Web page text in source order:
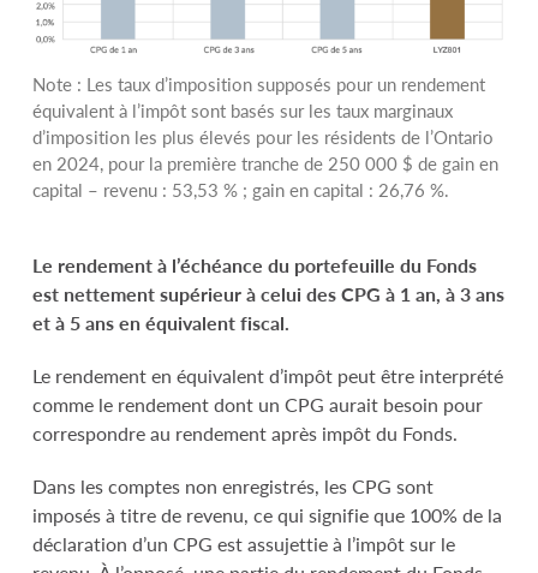
Note : Les taux d’imposition supposés pour un rendement
équivalent à l’impôt sont basés sur les taux marginaux
d’imposition les plus élevés pour les résidents de l’Ontario
en 2024, pour la première tranche de 250 000 $ de gain en
capital – revenu : 53,53 % ; gain en capital : 26,76 %.
Le rendement à l’échéance du portefeuille du Fonds
est nettement supérieur à celui des CPG à 1 an, à 3 ans
et à 5 ans en équivalent fiscal.
Le rendement en équivalent d’impôt peut être interprété
comme le rendement dont un CPG aurait besoin pour
correspondre au rendement après impôt du Fonds.
Dans les comptes non enregistrés, les CPG sont
imposés à titre de revenu, ce qui signifie que 100% de la
déclaration d’un CPG est assujettie à l’impôt sur le